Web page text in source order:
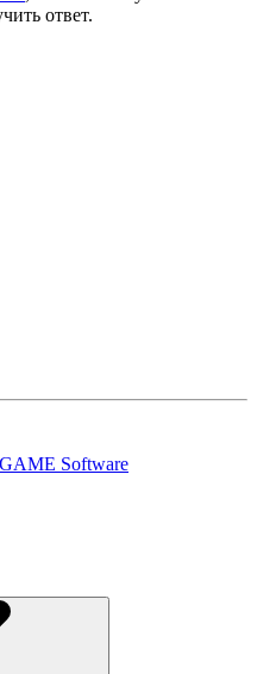
ответ.
Software